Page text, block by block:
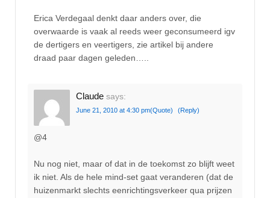
Erica Verdegaal denkt daar anders over, die
overwaarde is vaak al reeds weer geconsumeerd igv
de dertigers en veertigers, zie artikel bij andere
draad paar dagen geleden…..
Claude says:
June 21, 2010 at 4:30 pm(Quote) (Reply)
@4
Nu nog niet, maar of dat in de toekomst zo blijft weet
ik niet. Als de hele mind-set gaat veranderen (dat de
huizenmarkt slechts eenrichtingsverkeer qua prijzen